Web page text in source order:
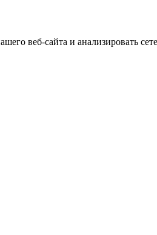
веб-сайта и анализировать